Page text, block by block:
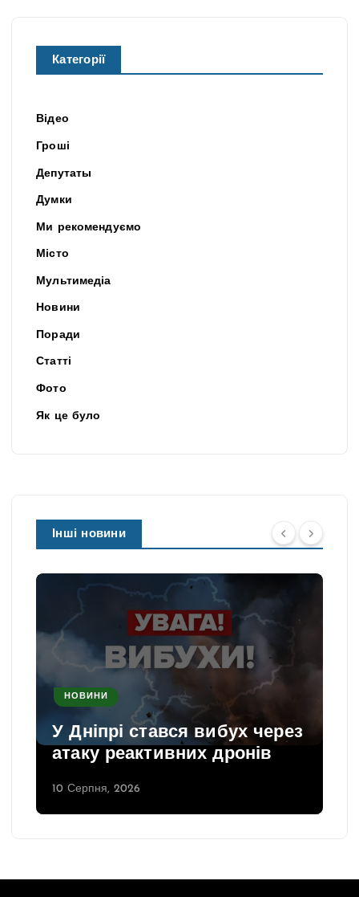
Категорії
Відео
Гроші
Депутаты
Думки
Ми рекомендуємо
Місто
Мультимедіа
Новини
Поради
Статті
Фото
Як це було
Інші новини
НОВИНИ
У Дніпрі стався вибух через
атаку реактивних дронів
10 Серпня, 2026